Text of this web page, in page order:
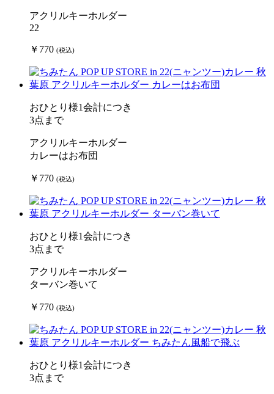
アクリルキーホルダー
22
￥770 (税込)
おひとり様1会計につき
3点まで
アクリルキーホルダー
カレーはお布団
￥770 (税込)
おひとり様1会計につき
3点まで
アクリルキーホルダー
ターバン巻いて
￥770 (税込)
おひとり様1会計につき
3点まで